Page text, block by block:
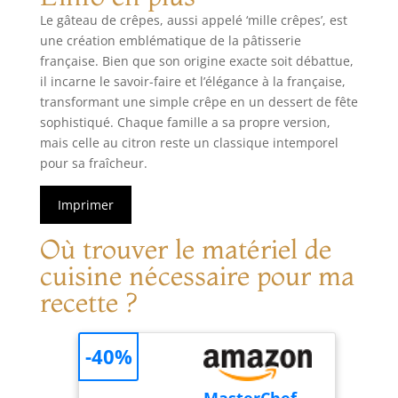
Le gâteau de crêpes, aussi appelé ‘mille crêpes’, est
une création emblématique de la pâtisserie
française. Bien que son origine exacte soit débattue,
il incarne le savoir-faire et l’élégance à la française,
transformant une simple crêpe en un dessert de fête
sophistiqué. Chaque famille a sa propre version,
mais celle au citron reste un classique intemporel
pour sa fraîcheur.
Imprimer
Où trouver le matériel de
cuisine nécessaire pour ma
recette ?
-40%